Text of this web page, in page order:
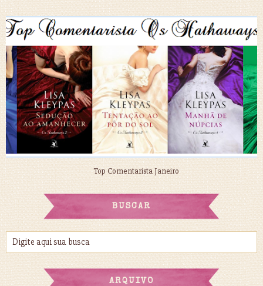
Top Comentarista Janeiro
BUSCAR
ARQUIVO